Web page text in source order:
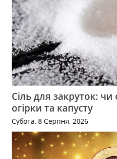
Сіль для закруток: чи
огірки та капусту
Субота, 8 Серпня, 2026